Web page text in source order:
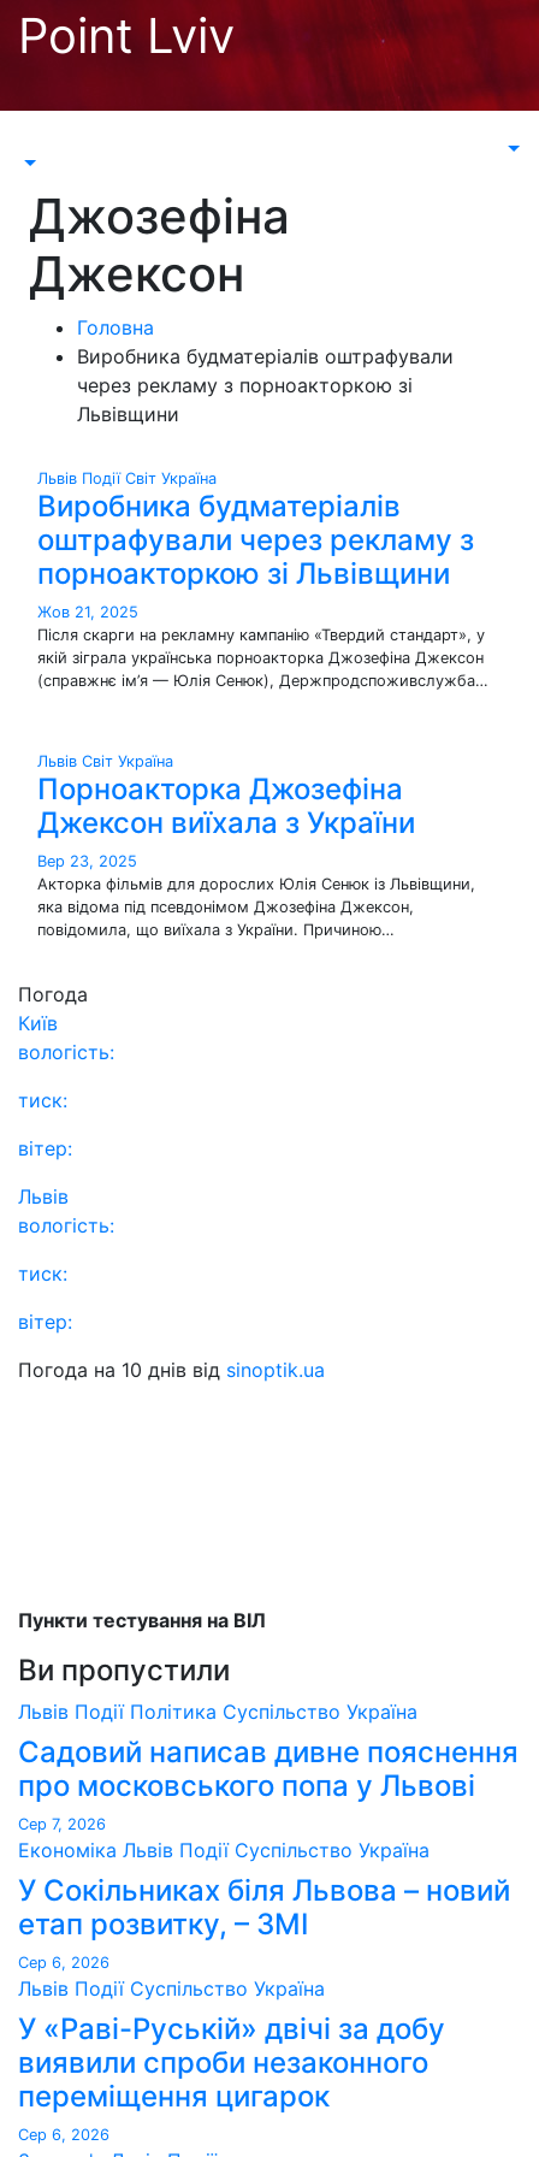
Перейти
Point Lviv
Джозефіна
Джексон
Головна
Виробника будматеріалів оштрафували
через рекламу з порноакторкою зі
Львівщини
Львів Події Світ Україна
Виробника будматеріалів
оштрафували через рекламу з
порноакторкою зі Львівщини
Жов 21, 2025
Після скарги на рекламну кампанію «Твердий стандарт», у
якій зіграла українська порноакторка Джозефіна Джексон
(справжнє ім’я — Юлія Сенюк), Держпродспоживслужба…
Львів Світ Україна
Порноакторка Джозефіна
Джексон виїхала з України
Вер 23, 2025
Акторка фільмів для дорослих Юлія Сенюк із Львівщини,
яка відома під псевдонімом Джозефіна Джексон,
повідомила, що виїхала з України. Причиною…
Погода
Київ
вологість:
тиск:
вітер:
Львів
вологість:
тиск:
вітер:
Погода на 10 днів від sinoptik.ua
Пункти тестування на ВІЛ
Ви пропустили
Львів Події Політика Суспільство Україна
Садовий написав дивне пояснення
про московського попа у Львові
Сер 7, 2026
Економіка Львів Події Суспільство Україна
У Сокільниках біля Львова – новий
етап розвитку, – ЗМІ
Сер 6, 2026
Львів Події Суспільство Україна
У «Раві-Руській» двічі за добу
виявили спроби незаконного
переміщення цигарок
Сер 6, 2026